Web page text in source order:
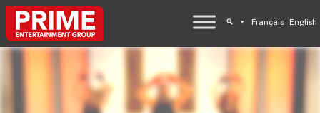
Français English